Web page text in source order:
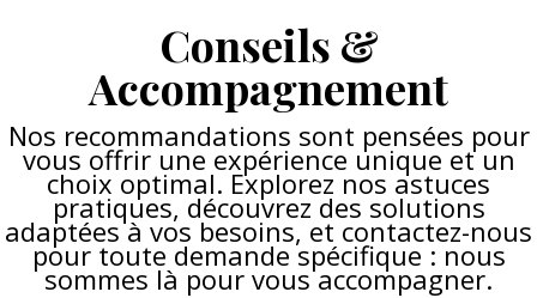
Conseils &
Accompagnement
Nos recommandations sont pensées pour
vous offrir une expérience unique et un
choix optimal. Explorez nos astuces
pratiques, découvrez des solutions
adaptées à vos besoins, et contactez-nous
pour toute demande spécifique : nous
sommes là pour vous accompagner.